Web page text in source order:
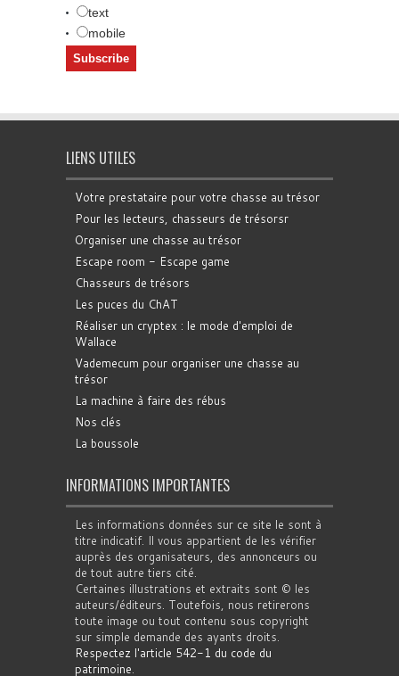
text
mobile
LIENS UTILES
Votre prestataire pour votre chasse au trésor
Pour les lecteurs, chasseurs de trésorsr
Organiser une chasse au trésor
Escape room - Escape game
Chasseurs de trésors
Les puces du ChAT
Réaliser un cryptex : le mode d'emploi de
Wallace
Vademecum pour organiser une chasse au
trésor
La machine à faire des rébus
Nos clés
La boussole
INFORMATIONS IMPORTANTES
Les informations données sur ce site le sont à
titre indicatif. Il vous appartient de les vérifier
auprès des organisateurs, des annonceurs ou
de tout autre tiers cité.
Certaines illustrations et extraits sont © les
auteurs/éditeurs. Toutefois, nous retirerons
toute image ou tout contenu sous copyright
sur simple demande des ayants droits.
Respectez l'article 542-1 du code du
patrimoine.